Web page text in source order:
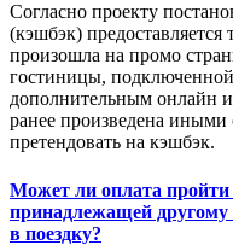
Согласно проекту
(кэшбэк) предоставляется
произошла на промо
гостиницы,
дополнительным онлайн
ранее произведена
претендовать на кэшбэк.
Может ли оплата
принадлежащей другому
в поездку?